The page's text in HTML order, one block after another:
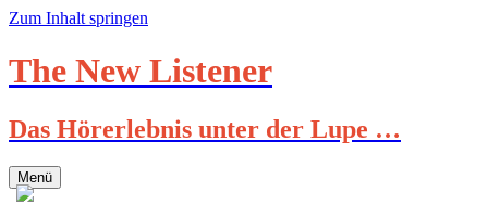
Zum Inhalt springen
The New Listener
Das Hörerlebnis unter der Lupe …
Menü